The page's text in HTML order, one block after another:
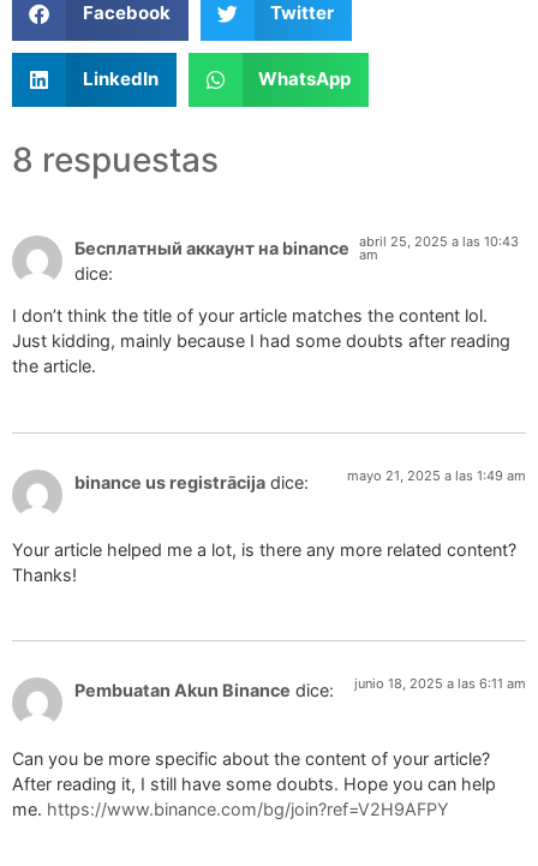
Facebook Twitter
LinkedIn WhatsApp
8 respuestas
Бесплатный аккаунт на binance
dice:
abril 25, 2025 a las 10:43
am
I don’t think the title of your article matches the content lol.
Just kidding, mainly because I had some doubts after reading
the article.
binance us registrācija dice: mayo 21, 2025 a las 1:49 am
Your article helped me a lot, is there any more related content?
Thanks!
Pembuatan Akun Binance dice: junio 18, 2025 a las 6:11 am
Can you be more specific about the content of your article?
After reading it, I still have some doubts. Hope you can help
me. https://www.binance.com/bg/join?ref=V2H9AFPY